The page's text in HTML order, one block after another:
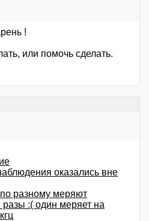
!
или помочь сделать.
оказались вне
разному меряют
разы :( один меряет на